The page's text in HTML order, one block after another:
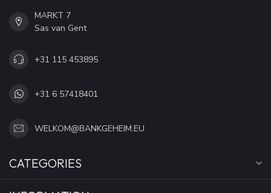
MARKT 7
Sas van Gent
+31 115 453895
+31 6 57418401
WELKOM@BANKGEHEIM.EU
CATEGORIES